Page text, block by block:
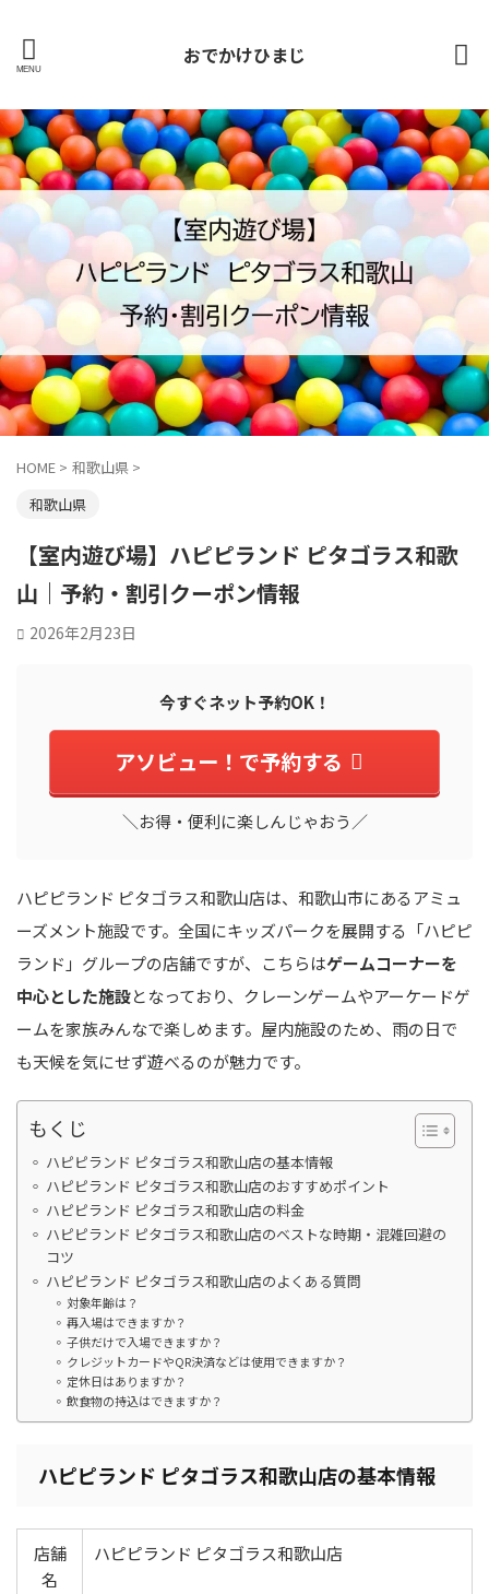
おでかけひまじ
HOME > 和歌山県 >
和歌山県
【室内遊び場】ハピピランド ピタゴラス和歌
山｜予約・割引クーポン情報
2026年2月23日
今すぐネット予約OK！
アソビュー！で予約する
＼お得・便利に楽しんじゃおう／
ハピピランド ピタゴラス和歌山店は、和歌山市にあるアミュ
ーズメント施設です。全国にキッズパークを展開する「ハピピ
ランド」グループの店舗ですが、こちらはゲームコーナーを
中心とした施設となっており、クレーンゲームやアーケードゲ
ームを家族みんなで楽しめます。屋内施設のため、雨の日で
も天候を気にせず遊べるのが魅力です。
もくじ
ハピピランド ピタゴラス和歌山店の基本情報
ハピピランド ピタゴラス和歌山店のおすすめポイント
ハピピランド ピタゴラス和歌山店の料金
ハピピランド ピタゴラス和歌山店のベストな時期・混雑回避の
コツ
ハピピランド ピタゴラス和歌山店のよくある質問
対象年齢は？
再入場はできますか？
子供だけで入場できますか？
クレジットカードやQR決済などは使用できますか？
定休日はありますか？
飲食物の持込はできますか？
ハピピランド ピタゴラス和歌山店の基本情報
店舗
名
ハピピランド ピタゴラス和歌山店